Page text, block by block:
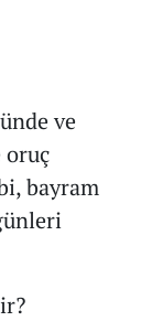
ve
oruç
bayram